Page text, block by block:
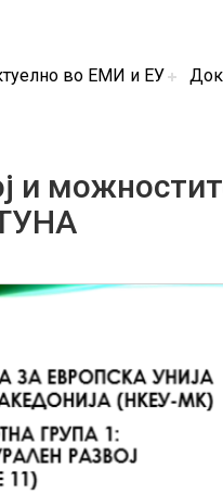
во ЕМИ и ЕУ
и